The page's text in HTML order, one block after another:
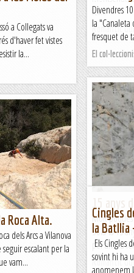
fer...
Romàntic
a Collegats va
d'haver fet vistes
la...
Divendres
la
fresquet de
El
Molt
Solà fa 15
per anar a
Romàntic
Roca Alta.
dels Arcs a Vilanova
escalant per la
vam...
Cingles
la Batllia
Els Cingles
sovint hi ha
anomenem